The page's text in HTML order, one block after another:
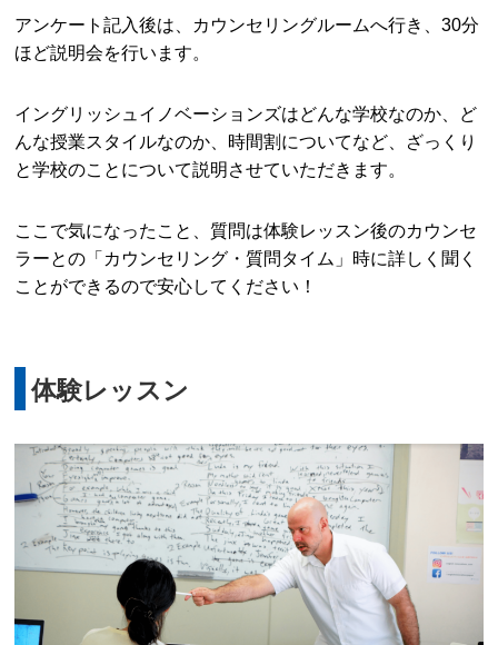
アンケート記入後は、カウンセリングルームへ行き、30分
ほど説明会を行います。
イングリッシュイノベーションズはどんな学校なのか、ど
んな授業スタイルなのか、時間割についてなど、ざっくり
と学校のことについて説明させていただきます。
ここで気になったこと、質問は体験レッスン後のカウンセ
ラーとの「カウンセリング・質問タイム」時に詳しく聞く
ことができるので安心してください！
体験レッスン